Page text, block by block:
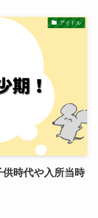
アイドル
時代や入所当時